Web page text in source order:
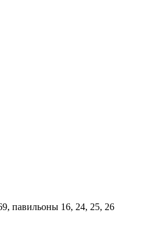
павильоны 16, 24, 25, 26